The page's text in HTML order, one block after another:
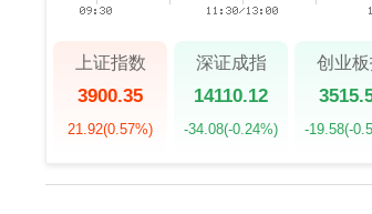
上证指数
3900.35
21.92(0.57%)
深证成指
14110.12
-34.08(-0.24%)
创业
-19.58(-